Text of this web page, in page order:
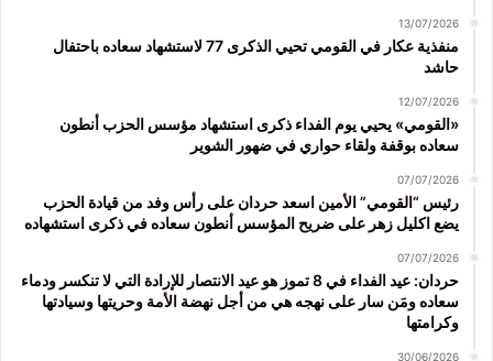
13/07/2026
منفذية عكار في القومي تحيي الذكرى 77 لاستشهاد سعاده باحتفال
حاشد
12/07/2026
«القومي» يحيي يوم الفداء ذكرى استشهاد مؤسس الحزب أنطون
سعاده بوقفة ولقاء حواري في ضهور الشوير
07/07/2026
رئيس “القومي” الأمين اسعد حردان على رأس وفد من قيادة الحزب
يضع اكليل زهر على ضريح المؤسس أنطون سعاده في ذكرى استشهاده
07/07/2026
حردان: عيد الفداء في 8 تموز هو عيد الانتصار للإرادة التي لا تنكسر ودماء
سعاده ومَن سار على نهجه هي من أجل نهضة الأمة وحريتها وسيادتها
وكرامتها
30/06/2026